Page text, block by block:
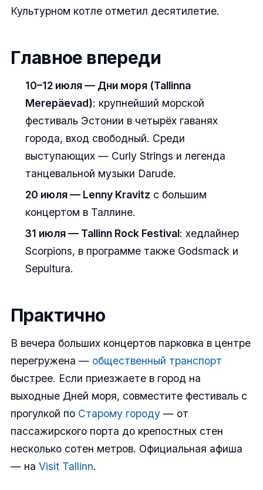
Культурном котле отметил десятилетие.
Главное впереди
10–12 июля — Дни моря (Tallinna
Merepäevad): крупнейший морской
фестиваль Эстонии в четырёх гаванях
города, вход свободный. Среди
выступающих — Curly Strings и легенда
танцевальной музыки Darude.
20 июля — Lenny Kravitz с большим
концертом в Таллине.
31 июля — Tallinn Rock Festival: хедлайнер
Scorpions, в программе также Godsmack и
Sepultura.
Практично
В вечера больших концертов парковка в центре
перегружена — общественный транспорт
быстрее. Если приезжаете в город на
выходные Дней моря, совместите фестиваль с
прогулкой по Старому городу — от
пассажирского порта до крепостных стен
несколько сотен метров. Официальная афиша
— на Visit Tallinn.